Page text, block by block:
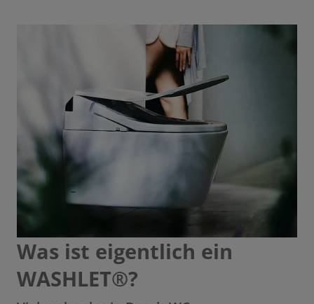
Was ist eigentlich ein
WASHLET®?